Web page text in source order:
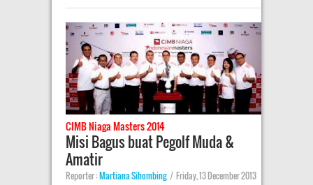
CIMB Niaga Masters 2014
Misi Bagus buat Pegolf Muda &
Amatir
Reporter :Martiana Sihombing | Friday, 13 December 2013